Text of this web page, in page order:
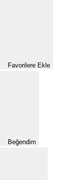
Favorilere Ekle
Beğendim